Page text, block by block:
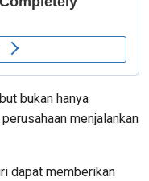
bukan hanya
menjalankan
dapat memberikan